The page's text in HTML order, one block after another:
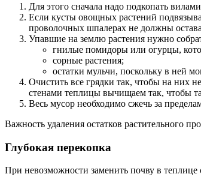
Для этого сначала надо подкопать
Если кусты овощных растений
проволочных шпалерах не должны
Упавшие на землю растения нужно
гнилые помидоры или огурцы,
сорные растения;
остатки мульчи, поскольку в ней
Очистить все грядки так, чтобы на них
стенами теплицы вычищаем так, чтобы
Весь мусор необходимо сжечь за
Важность удаления остатков растительного
Глубокая перекопка
При невозможности заменить почву в